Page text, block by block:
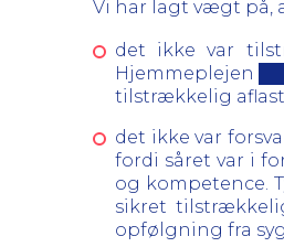
Vi har lagt vægt på,
det ikke var
Hjemmeplejen
tilstrækkelig
det ikke var
fordi såret var i
og kompetence.
sikret
opfølgning fra